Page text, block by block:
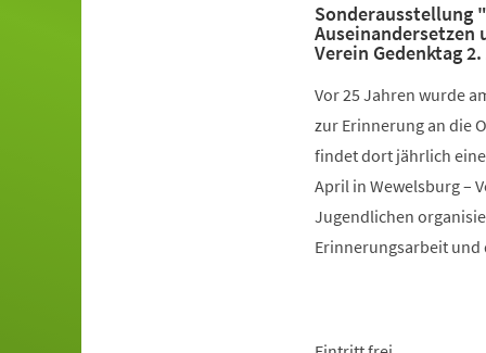
Sonderausstellung
Auseinandersetzen
Verein Gedenktag
Vor 25 Jahren wurde
zur Erinnerung an die
findet dort jährlich
April in Wewelsburg –
Jugendlichen
Erinnerungsarbeit und